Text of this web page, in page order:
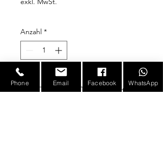
Anzahl *
An RTLS (Real-Time Location
Phone Email Facebook WhatsApp